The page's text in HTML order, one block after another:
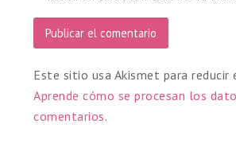
Este sitio usa Akismet para reducir
Aprende cómo se procesan los
comentarios.